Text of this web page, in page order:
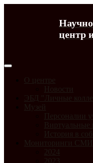
центр
О центре
Новости
ЭБД "Личные
Музей
Персоналии
Виртуальные
История в
Мониторинги СМИ
2024
2023